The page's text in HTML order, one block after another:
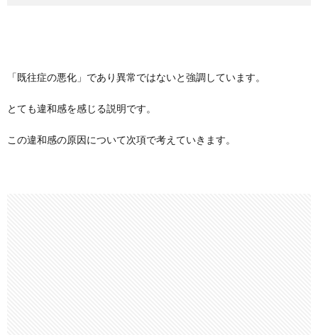
「既往症の悪化」であり異常ではないと強調しています。
とても違和感を感じる説明です。
この違和感の原因について次項で考えていきます。